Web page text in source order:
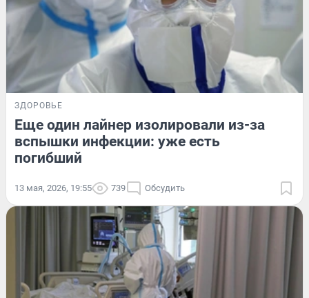
ЗДОРОВЬЕ
Еще один лайнер изолировали из-за
вспышки инфекции: уже есть
погибший
13 мая, 2026, 19:55 739 Обсудить